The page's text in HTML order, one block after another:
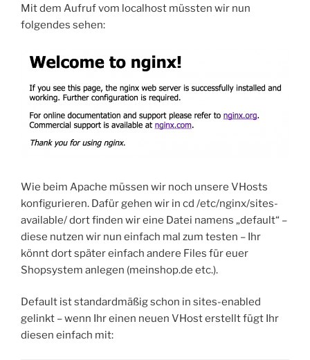
Mit dem Aufruf vom localhost müssten wir nun
folgendes sehen:
Wie beim Apache müssen wir noch unsere VHosts
konfigurieren. Dafür gehen wir in cd /etc/nginx/sites-
available/dort finden wir eine Datei namens „default“ –
diese nutzen wir nun einfach mal zum testen – Ihr
könnt dort später einfach andere Files für euer
Shopsystem anlegen (meinshop.de etc.).
Default ist standardmäßig schon in sites-enabled
gelinkt – wenn Ihr einen neuen VHost erstellt fügt Ihr
diesen einfach mit: